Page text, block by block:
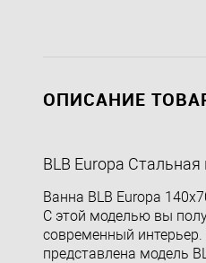
ОПИСАНИЕ
BLB Europa
Ванна BLB Europa
С этой моделью вы
современный
представлена модель